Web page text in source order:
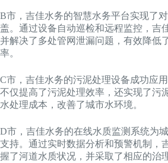
B市，吉佳水务的智慧水务平台实现了
盖。通过设备自动巡检和远程监控，吉
并解决了多处管网泄漏问题，有效降低
率。
C市，吉佳水务的污泥处理设备成功应
不仅提高了污泥处理效率，还实现了污
水处理成本，改善了城市水环境。
D市，吉佳水务的在线水质监测系统为
支持。通过实时数据分析和预警机制，
握了河道水质状况，并采取了相应的治